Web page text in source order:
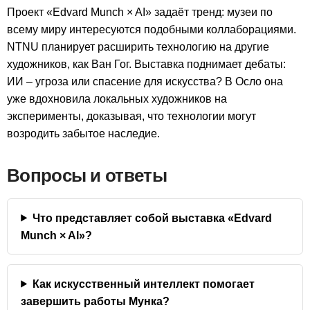
Проект «Edvard Munch × AI» задаёт тренд: музеи по
всему миру интересуются подобными коллаборациями.
NTNU планирует расширить технологию на другие
художников, как Ван Гог. Выставка поднимает дебаты:
ИИ – угроза или спасение для искусства? В Осло она
уже вдохновила локальных художников на
эксперименты, доказывая, что технологии могут
возродить забытое наследие.
Вопросы и ответы
Что представляет собой выставка «Edvard
Munch × AI»?
Как искусственный интеллект помогает
завершить работы Мунка?